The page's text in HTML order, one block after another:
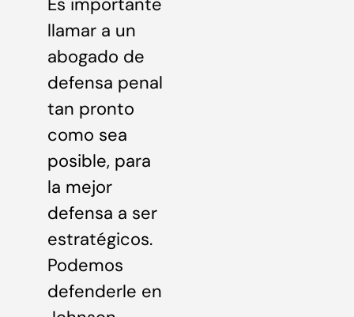
llamar a un
abogado de
defensa penal
tan pronto
como sea
posible, para
la mejor
defensa a ser
estratégicos.
Podemos
defenderle en